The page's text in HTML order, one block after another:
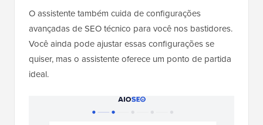
O assistente também cuida de configurações
avançadas de SEO técnico para você nos bastidores.
Você ainda pode ajustar essas configurações se
quiser, mas o assistente oferece um ponto de partida
ideal.